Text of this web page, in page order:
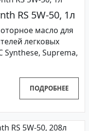
RS 5W-50, 1л
масло для
легковых
Synthese, Suprema,
ПОДРОБНЕЕ